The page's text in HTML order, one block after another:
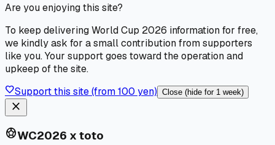
Are you enjoying this site?
To keep delivering World Cup 2026 information for free,
we kindly ask for a small contribution from supporters
like you. Your support goes toward the operation and
upkeep of the site.
favoriteSupport this site (from 100 yen) Close (hide for 1 week)
close
sports_soccerWC2026 x toto